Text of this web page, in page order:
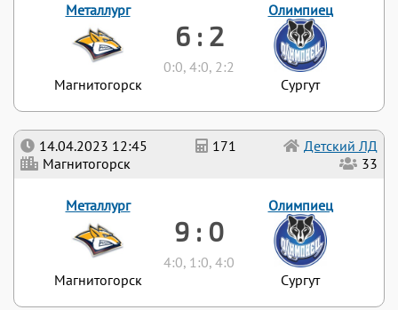
14.04.2023 12:45 171
Детский ЛД
Магнитогорск
33
Металлург
Магнитогорск
9 : 0
4:0, 1:0, 4:0
Олимпиец
Сургут
Металлург
Магнитогорск
6 : 2
0:0, 4:0, 2:2
Олимпиец
Сургут